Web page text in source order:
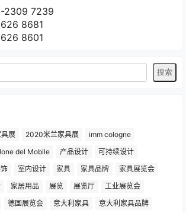
2309 7239
8681
8601
展 2020米兰家具展
imm cologne
del Mobile 产品设计
可持续设计
室内设计 家具 家具品牌
家具展览会
家居用品 展览 展览厅
工业展览会
德国展览会 意大利家具 意大利家具品牌